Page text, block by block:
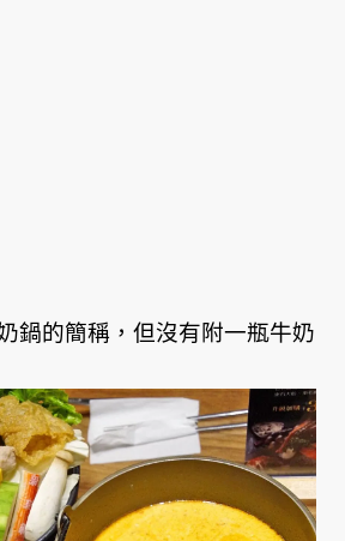
鍋的簡稱，但沒有附一瓶牛奶